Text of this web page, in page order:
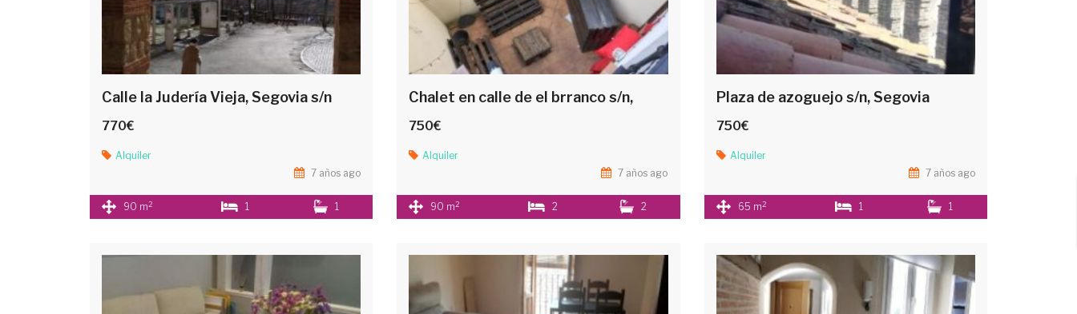
Calle la Judería Vieja, Segovia s/n
770€
Alquiler
7 años ago
90 m2 1 1
Chalet en calle de el brranco s/n,
750€
Alquiler
7 años ago
90 m2 2 2
Plaza de azoguejo s/n, Segovia
750€
Alquiler
7 años ago
65 m2 1 1